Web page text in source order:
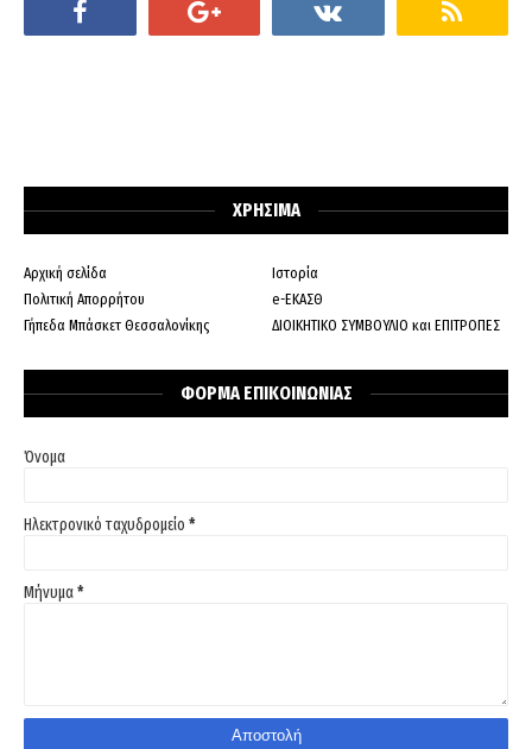
ΧΡΗΣΙΜΑ
Αρχική σελίδα
Ιστορία
Πολιτική Απορρήτου
e-ΕΚΑΣΘ
Γήπεδα Μπάσκετ Θεσσαλονίκης
ΔΙΟΙΚΗΤΙΚΟ ΣΥΜΒΟΥΛΙΟ και ΕΠΙΤΡΟΠΕΣ
ΦΟΡΜΑ ΕΠΙΚΟΙΝΩΝΙΑΣ
Όνομα
Ηλεκτρονικό ταχυδρομείο *
Μήνυμα*